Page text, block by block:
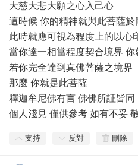
大慈大悲大願之心入己心
這時候 你的精神就與此菩薩於
此時就應可視為程度上的以心
當你達一相當程度契合境界
若你完全達到真佛菩薩之境界
那麼 你就是此菩薩
釋迦牟尼佛有言 佛佛所証皆同
個人淺見 僅供參考 如有不妥
支持 反對 刪除